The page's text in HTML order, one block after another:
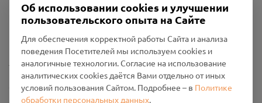
Пользовательское соглашение
Политика конфиденциальности
Промо-материалы
Настройки cookies
Общество с ограниченной ответственностью «Смоленский
Проект Помним»
Об использовании cookies и улучшении
пользовательского опыта на Сайте
Для обеспечения корректной работы Сайта и анализа
поведения Посетителей мы используем cookies и
аналогичные технологии. Согласие на использование
аналитических cookies даётся Вами отдельно от иных
условий пользования Сайтом. Подробнее – в Политике
обработки персональных данных.